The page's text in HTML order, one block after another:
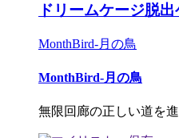
ドリームケージ脱
MonthBird-月の鳥
MonthBird-月の鳥
無限回廊の正しい道を